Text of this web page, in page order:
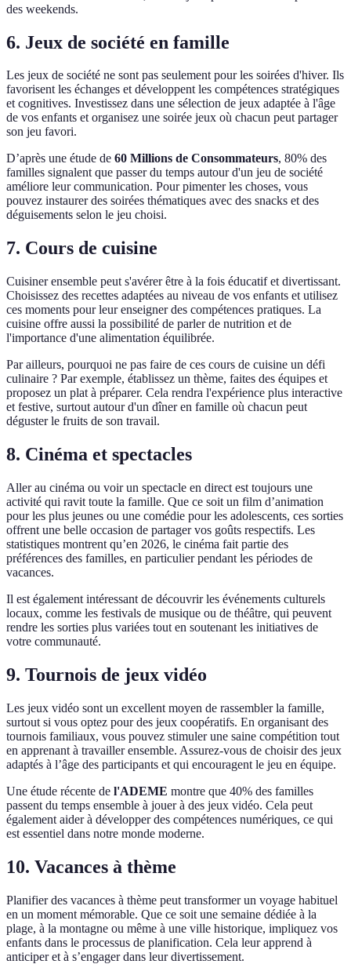
des weekends.
6. Jeux de société en famille
Les jeux de société ne sont pas seulement pour les soirées d'hiver. Ils
favorisent les échanges et développent les compétences stratégiques
et cognitives. Investissez dans une sélection de jeux adaptée à l'âge
de vos enfants et organisez une soirée jeux où chacun peut partager
son jeu favori.
D’après une étude de 60 Millions de Consommateurs, 80% des
familles signalent que passer du temps autour d'un jeu de société
améliore leur communication. Pour pimenter les choses, vous
pouvez instaurer des soirées thématiques avec des snacks et des
déguisements selon le jeu choisi.
7. Cours de cuisine
Cuisiner ensemble peut s'avérer être à la fois éducatif et divertissant.
Choisissez des recettes adaptées au niveau de vos enfants et utilisez
ces moments pour leur enseigner des compétences pratiques. La
cuisine offre aussi la possibilité de parler de nutrition et de
l'importance d'une alimentation équilibrée.
Par ailleurs, pourquoi ne pas faire de ces cours de cuisine un défi
culinaire ? Par exemple, établissez un thème, faites des équipes et
proposez un plat à préparer. Cela rendra l'expérience plus interactive
et festive, surtout autour d'un dîner en famille où chacun peut
déguster le fruits de son travail.
8. Cinéma et spectacles
Aller au cinéma ou voir un spectacle en direct est toujours une
activité qui ravit toute la famille. Que ce soit un film d’animation
pour les plus jeunes ou une comédie pour les adolescents, ces sorties
offrent une belle occasion de partager vos goûts respectifs. Les
statistiques montrent qu’en 2026, le cinéma fait partie des
préférences des familles, en particulier pendant les périodes de
vacances.
Il est également intéressant de découvrir les événements culturels
locaux, comme les festivals de musique ou de théâtre, qui peuvent
rendre les sorties plus variées tout en soutenant les initiatives de
votre communauté.
9. Tournois de jeux vidéo
Les jeux vidéo sont un excellent moyen de rassembler la famille,
surtout si vous optez pour des jeux coopératifs. En organisant des
tournois familiaux, vous pouvez stimuler une saine compétition tout
en apprenant à travailler ensemble. Assurez-vous de choisir des jeux
adaptés à l’âge des participants et qui encouragent le jeu en équipe.
Une étude récente de l'ADEME montre que 40% des familles
passent du temps ensemble à jouer à des jeux vidéo. Cela peut
également aider à développer des compétences numériques, ce qui
est essentiel dans notre monde moderne.
10. Vacances à thème
Planifier des vacances à thème peut transformer un voyage habituel
en un moment mémorable. Que ce soit une semaine dédiée à la
plage, à la montagne ou même à une ville historique, impliquez vos
enfants dans le processus de planification. Cela leur apprend à
anticiper et à s’engager dans leur divertissement.